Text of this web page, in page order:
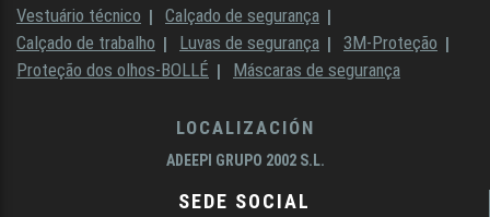
Vestuário técnico
Calçado de segurança
Calçado de trabalho
Luvas de segurança
3M-Proteção
Proteção dos olhos-BOLLÉ
Máscaras de segurança
LOCALIZACIÓN
ADEEPI GRUPO 2002 S.L.
SEDE SOCIAL